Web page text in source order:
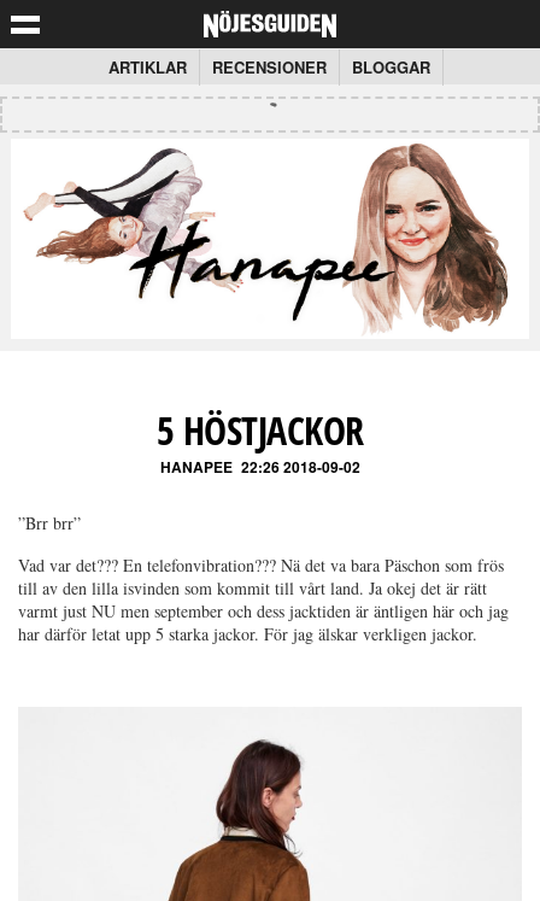
ARTIKLAR RECENSIONER BLOGGAR
5 HÖSTJACKOR
HANAPEE 22:26 2018-09-02
”Brr brr”
Vad var det??? En telefonvibration??? Nä det va bara Päschon som frös
till av den lilla isvinden som kommit till vårt land. Ja okej det är rätt
varmt just NU men september och dess jacktiden är äntligen här och jag
har därför letat upp 5 starka jackor. För jag älskar verkligen jackor.